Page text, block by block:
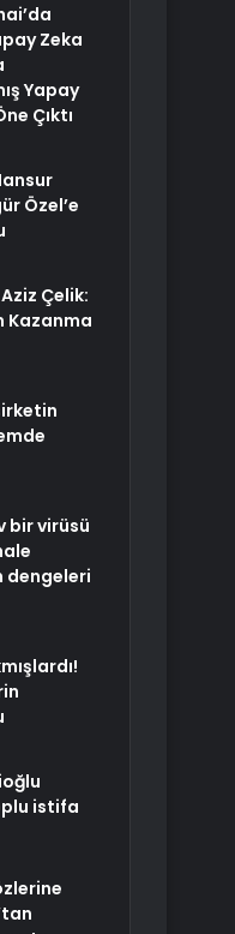
Zeka
Yapay
Çıktı
Özel’e
Çelik:
Kazanma
bir virüsü
dengeleri
istifa